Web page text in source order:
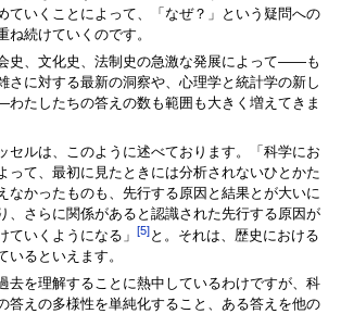
ていくことによって、「なぜ？」という疑問への
ね続けていくのです。
史、文化史、法制史の急激な発展によって――も
さに対する最新の洞察や、心理学と統計学の新し
たしたちの答えの数も範囲も大きく増えてきま
ルは、このように述べております。「科学にお
って、最初に見たときには分析されないひとかた
なかったものも、先行する原因と結果とが大いに
、さらに関係があると認識された先行する原因が
ていくようになる」 [5]と。それは、歴史における
いるといえます。
を理解することに熱中しているわけですが、科
答えの多様性を単純化すること、ある答えを他の